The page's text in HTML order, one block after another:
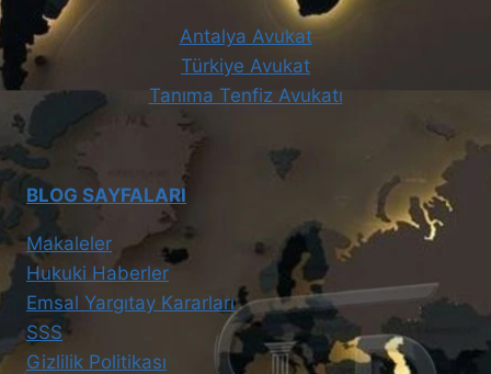
Antalya Avukat
Türkiye Avukat
Tanıma Tenfiz Avukatı
BLOG SAYFALARI
Makaleler
Hukuki Haberler
Emsal Yargıtay Kararları
SSS
Gizlilik Politikası